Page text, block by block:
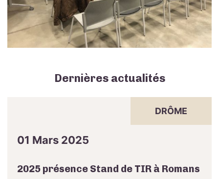
Dernières actualités
DRÔME
01 Mars 2025
2025 présence Stand de TIR à Romans